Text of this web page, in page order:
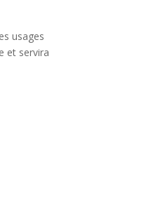
usages
et servira